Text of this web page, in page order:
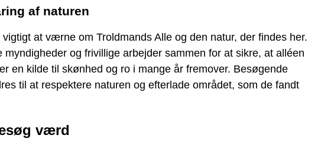
af naturen
vigtigt at værne om Troldmands Alle og den natur, der findes her.
myndigheder og frivillige arbejder sammen for at sikre, at alléen
en kilde til skønhed og ro i mange år fremover. Besøgende
til at respektere naturen og efterlade området, som de fandt
værd